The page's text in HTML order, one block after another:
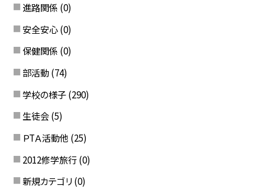
進路関係 (0)
安全安心 (0)
保健関係 (0)
部活動 (74)
学校の様子 (290)
生徒会 (5)
ＰTＡ活動他 (25)
2012修学旅行 (0)
新規カテゴリ (0)